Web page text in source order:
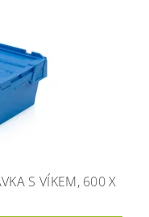
S VÍKEM, 600 X